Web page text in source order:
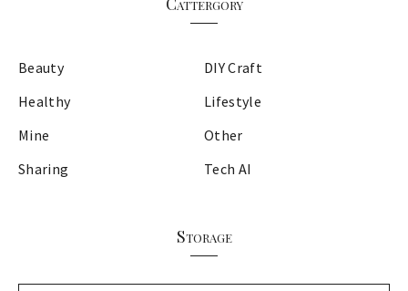
Beauty
DIY Craft
Healthy
Lifestyle
Mine
Other
Sharing
Tech AI
Storage